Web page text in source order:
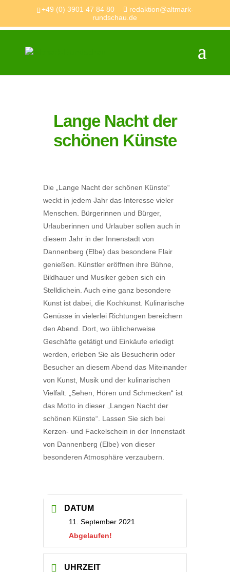
+49 (0) 3901 47 84 80
redaktion@altmark-
rundschau.de
Lange Nacht der
schönen Künste
Die „Lange Nacht der schönen Künste“
weckt in jedem Jahr das Interesse vieler
Menschen. Bürgerinnen und Bürger,
Urlauberinnen und Urlauber sollen auch in
diesem Jahr in der Innenstadt von
Dannenberg (Elbe) das besondere Flair
genießen. Künstler eröffnen ihre Bühne,
Bildhauer und Musiker geben sich ein
Stelldichein. Auch eine ganz besondere
Kunst ist dabei, die Kochkunst. Kulinarische
Genüsse in vielerlei Richtungen bereichern
den Abend. Dort, wo üblicherweise
Geschäfte getätigt und Einkäufe erledigt
werden, erleben Sie als Besucherin oder
Besucher an diesem Abend das Miteinander
von Kunst, Musik und der kulinarischen
Vielfalt. „Sehen, Hören und Schmecken“ ist
das Motto in dieser „Langen Nacht der
schönen Künste“. Lassen Sie sich bei
Kerzen- und Fackelschein in der Innenstadt
von Dannenberg (Elbe) von dieser
besonderen Atmosphäre verzaubern.
DATUM
11. September 2021
Abgelaufen!
UHRZEIT